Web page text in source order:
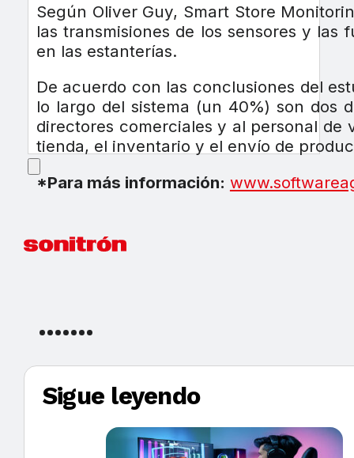
Según Oliver Guy, Smart Store
las transmisiones de los sensores y
en las estanterías.
De acuerdo con las conclusiones del
lo largo del sistema (un 40%) son dos
directores comerciales y al personal
tienda, el inventario y el envío de
*Para más información:
Sigue leyendo